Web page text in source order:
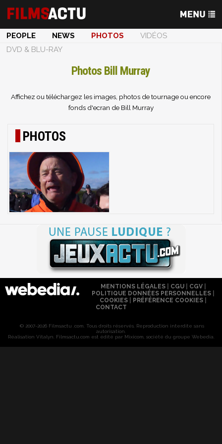
PEOPLE NEWS PHOTOS
VIDÉOS
DVD & BLU-RAY
Photos Bill Murray
Affichez ou téléchargez les images, photos de tournage ou encore
fonds d'ecran de Bill Murray
PHOTOS
MENTIONS LÉGALES| CGU| CGV|
POLITIQUE DONNÉES PERSONNELLES
COOKIES
PRÉFÉRENCE COOKIES
CONTACT
© 2007-2026 Filmsactu .com. Tous droits réservés. Reproduction interdite sans
autorisation.
Réalisation Vitalyn . Filmsactu .com est édité par Mixicom, société du groupe Webedia.